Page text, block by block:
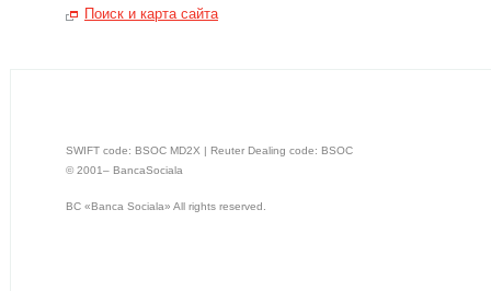
Поиск и карта сайта
SWIFT code: BSOC MD2X | Reuter Dealing code: BSOC
© 2001– BancaSociala
BС «Banca Sociala» All rights reserved.